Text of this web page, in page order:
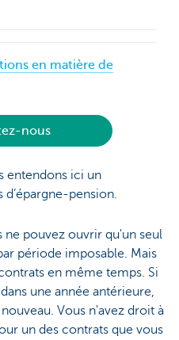
en matière de
nous
entendons ici un
d’épargne-pension.
ne pouvez ouvrir qu'un seul
période imposable. Mais
en même temps. Si
une année antérieure,
Vous n'avez droit à
un des contrats que vous